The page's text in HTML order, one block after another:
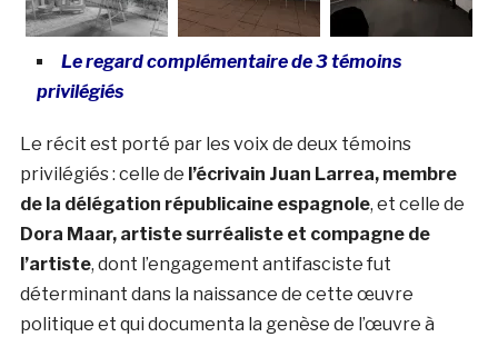
Le regard complémentaire de 3 témoins
privilégiés
Le récit est porté par les voix de deux témoins
privilégiés : celle de l’écrivain Juan Larrea, membre
de la délégation républicaine espagnole, et celle de
Dora Maar, artiste surréaliste et compagne de
l’artiste, dont l’engagement antifasciste fut
déterminant dans la naissance de cette œuvre
politique et qui documenta la genèse de l’œuvre à